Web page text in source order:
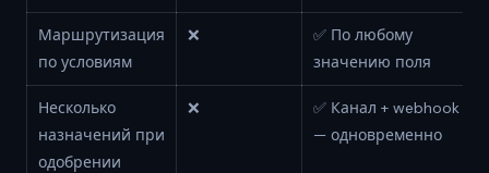
Маршрутизация
по условиям
❌
✅ По любому
значению поля
Несколько
назначений при
одобрении
❌
✅ Канал + webhook + AI
— одновременно